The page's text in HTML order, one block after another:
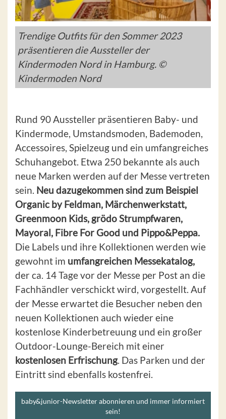
Trendige Outfits für den Sommer 2023
präsentieren die Aussteller der
Kindermoden Nord in Hamburg. ©
Kindermoden Nord
Rund 90 Aussteller präsentieren Baby- und
Kindermode, Umstandsmoden, Bademoden,
Accessoires, Spielzeug und ein umfangreiches
Schuhangebot. Etwa 250 bekannte als auch
neue Marken werden auf der Messe vertreten
sein. Neu dazugekommen sind zum Beispiel
Organic by Feldman, Märchenwerkstatt,
Greenmoon Kids, grödo Strumpfwaren,
Mayoral, Fibre For Good und Pippo&Peppa.
Die Labels und ihre Kollektionen werden wie
gewohnt im umfangreichen Messekatalog,
der ca. 14 Tage vor der Messe per Post an die
Fachhändler verschickt wird, vorgestellt. Auf
der Messe erwartet die Besucher neben den
neuen Kollektionen auch wieder eine
kostenlose Kinderbetreuung und ein großer
Outdoor-Lounge-Bereich mit einer
kostenlosen Erfrischung. Das Parken und der
Eintritt sind ebenfalls kostenfrei.
baby&junior-Newsletter abonnieren und immer informiert
sein!